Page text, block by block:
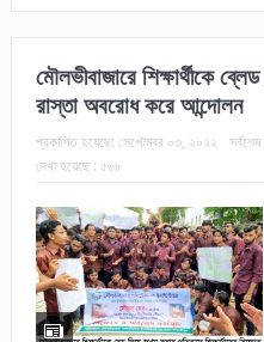
মৌলভীবাজারে শিক্ষার্থীকে
রাস্তা অবরোধ করে আন্দোলন
প্রকাশিত হয়েছে: সেপ্টেম্বর ০৩, ২০২২
দেখা হয়েছে : ৫৬৮